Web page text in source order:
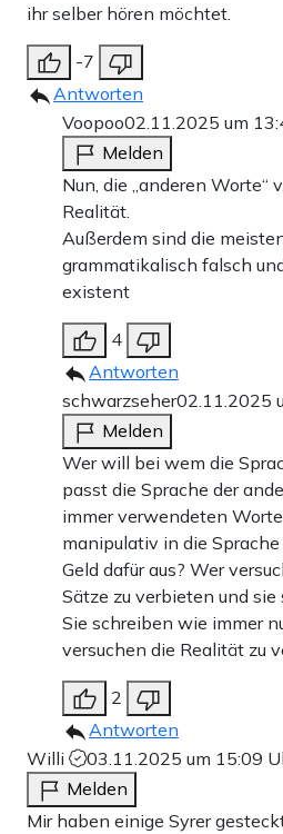
ihr selber hören möchtet.
-7
Antworten
Voopoo02.11.2025 um
Melden
Nun, die „anderen Worte“
Realität.
Außerdem sind die
grammatikalisch falsch
existent
4
Antworten
schwarzseher02.11.2025
Melden
Wer will bei wem die
passt die Sprache der
immer verwendeten
manipulativ in die
Geld dafür aus? Wer
Sätze zu verbieten und
Sie schreiben wie immer
versuchen die Realität zu
2
Antworten
Willi
03.11.2025 um 15:09
Melden
Mir haben einige Syrer